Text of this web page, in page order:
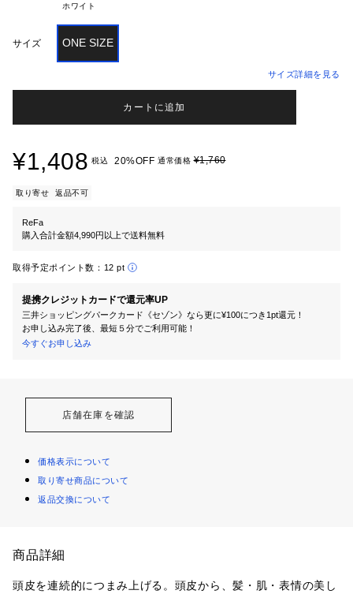
ホワイト
サイズ ONE SIZE
サイズ詳細を見る
カートに追加
¥1,408 税込 20%OFF 通常価格¥1,760
取り寄せ 返品不可
ReFa
購入合計金額4,990円以上で送料無料
取得予定ポイント数： 12 pt
提携クレジットカードで還元率UP
三井ショッピングパークカード《セゾン》なら更に¥100につき1pt還元！
お申し込み完了後、最短５分でご利用可能！
今すぐお申し込み
店舗在庫を確認
価格表示について
取り寄せ商品について
返品交換について
商品詳細
頭皮を連続的につまみ上げる。頭皮から、髪・肌・表情の美し